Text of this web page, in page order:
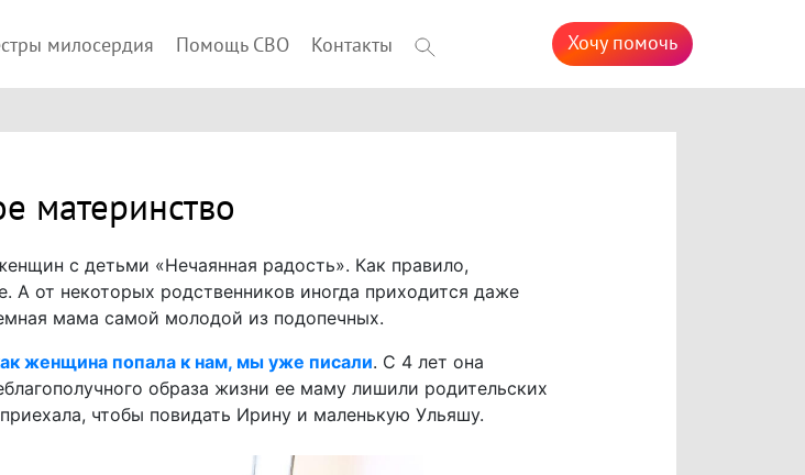
милосердия Помощь СВО Контакты Хочу помочь
материнство
с детьми «Нечаянная радость». Как правило,
от некоторых родственников иногда приходится даже
мама самой молодой из подопечных.
женщина попала к нам, мы уже писали. С 4 лет она
образа жизни ее маму лишили родительских
чтобы повидать Ирину и маленькую Ульяшу.